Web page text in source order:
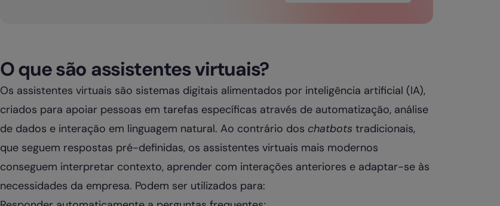
O que são assistentes virtuais?
Os assistentes virtuais são sistemas digitais alimentados por inteligência artificial (IA),
criados para apoiar pessoas em tarefas específicas através de automatização, análise
de dados e interação em linguagem natural. Ao contrário dos chatbots tradicionais,
que seguem respostas pré-definidas, os assistentes virtuais mais modernos
conseguem interpretar contexto, aprender com interações anteriores e adaptar-se às
necessidades da empresa. Podem ser utilizados para: